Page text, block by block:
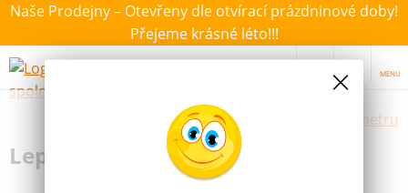
Naše Prodejny – Otevřeny dle otvírací prázdninové doby!
Přejeme krásné léto!!!
MENU
Výběr hraček dle zvoleného parametru
Lepidlo Herkules na puzzle